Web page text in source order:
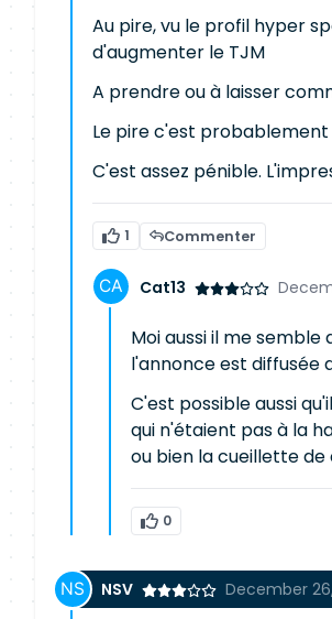
Au pire, vu le profil hyper
d'augmenter le TJM
A prendre ou à laisser
Le pire c'est probablement
C'est assez pénible.
1 Commenter
Cat13
Moi aussi il me
l'annonce est diffusée
C'est possible aussi
qui n'étaient pas à la
ou bien la cueillette
0
NSV December